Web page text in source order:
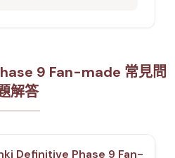
9 Fan-made 常見問
解答
Definitive Phase 9 Fan-